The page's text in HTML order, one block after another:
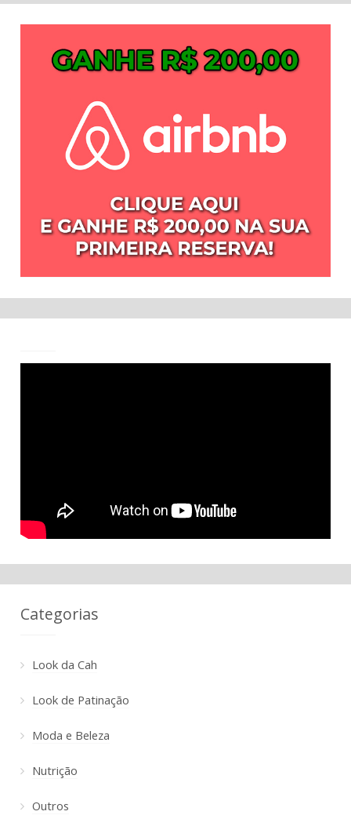
Categorias
Look da Cah
Look de Patinação
Moda e Beleza
Nutrição
Outros